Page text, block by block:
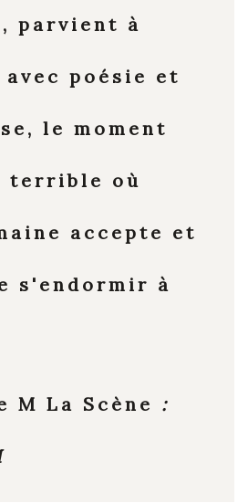
parvient à
poésie et
le moment
terrible où
accepte et
s'endormir à
M La Scène :